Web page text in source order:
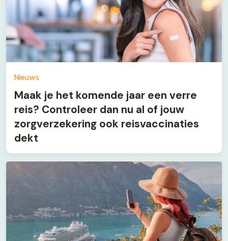
Nieuws
Maak je het komende jaar een verre
reis? Controleer dan nu al of jouw
zorgverzekering ook reisvaccinaties
dekt